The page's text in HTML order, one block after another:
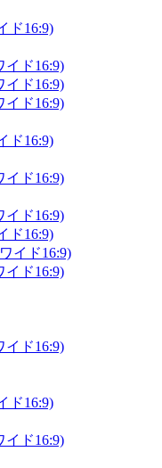
ド16:9)
イド16:9)
イド16:9)
イド16:9)
ド16:9)
イド16:9)
イド16:9)
ド16:9)
イド16:9)
イド16:9)
イド16:9)
ド16:9)
イド16:9)